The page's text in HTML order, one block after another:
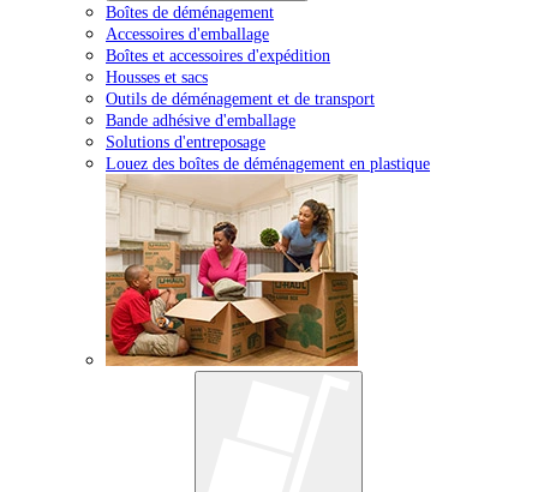
Boîtes de déménagement
Accessoires d'emballage
Boîtes et accessoires d'expédition
Housses et sacs
Outils de déménagement et de transport
Bande adhésive d'emballage
Solutions d'entreposage
Louez des boîtes de déménagement en plastique